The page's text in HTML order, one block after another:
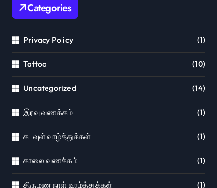
Categories
Privacy Policy (1)
Tattoo (10)
Uncategorized (14)
இரவு வணக்கம் (1)
கடவுள் வாழ்த்துக்கள் (1)
காலை வணக்கம் (1)
திருமண நாள் வாழ்த்துக்கள் (1)